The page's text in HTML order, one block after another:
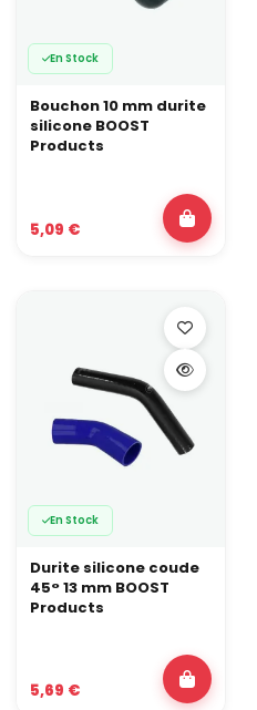
En Stock
Bouchon 10 mm durite
silicone BOOST
Products
5,09 €
En Stock
Durite silicone coude
45° 13 mm BOOST
Products
5,69 €